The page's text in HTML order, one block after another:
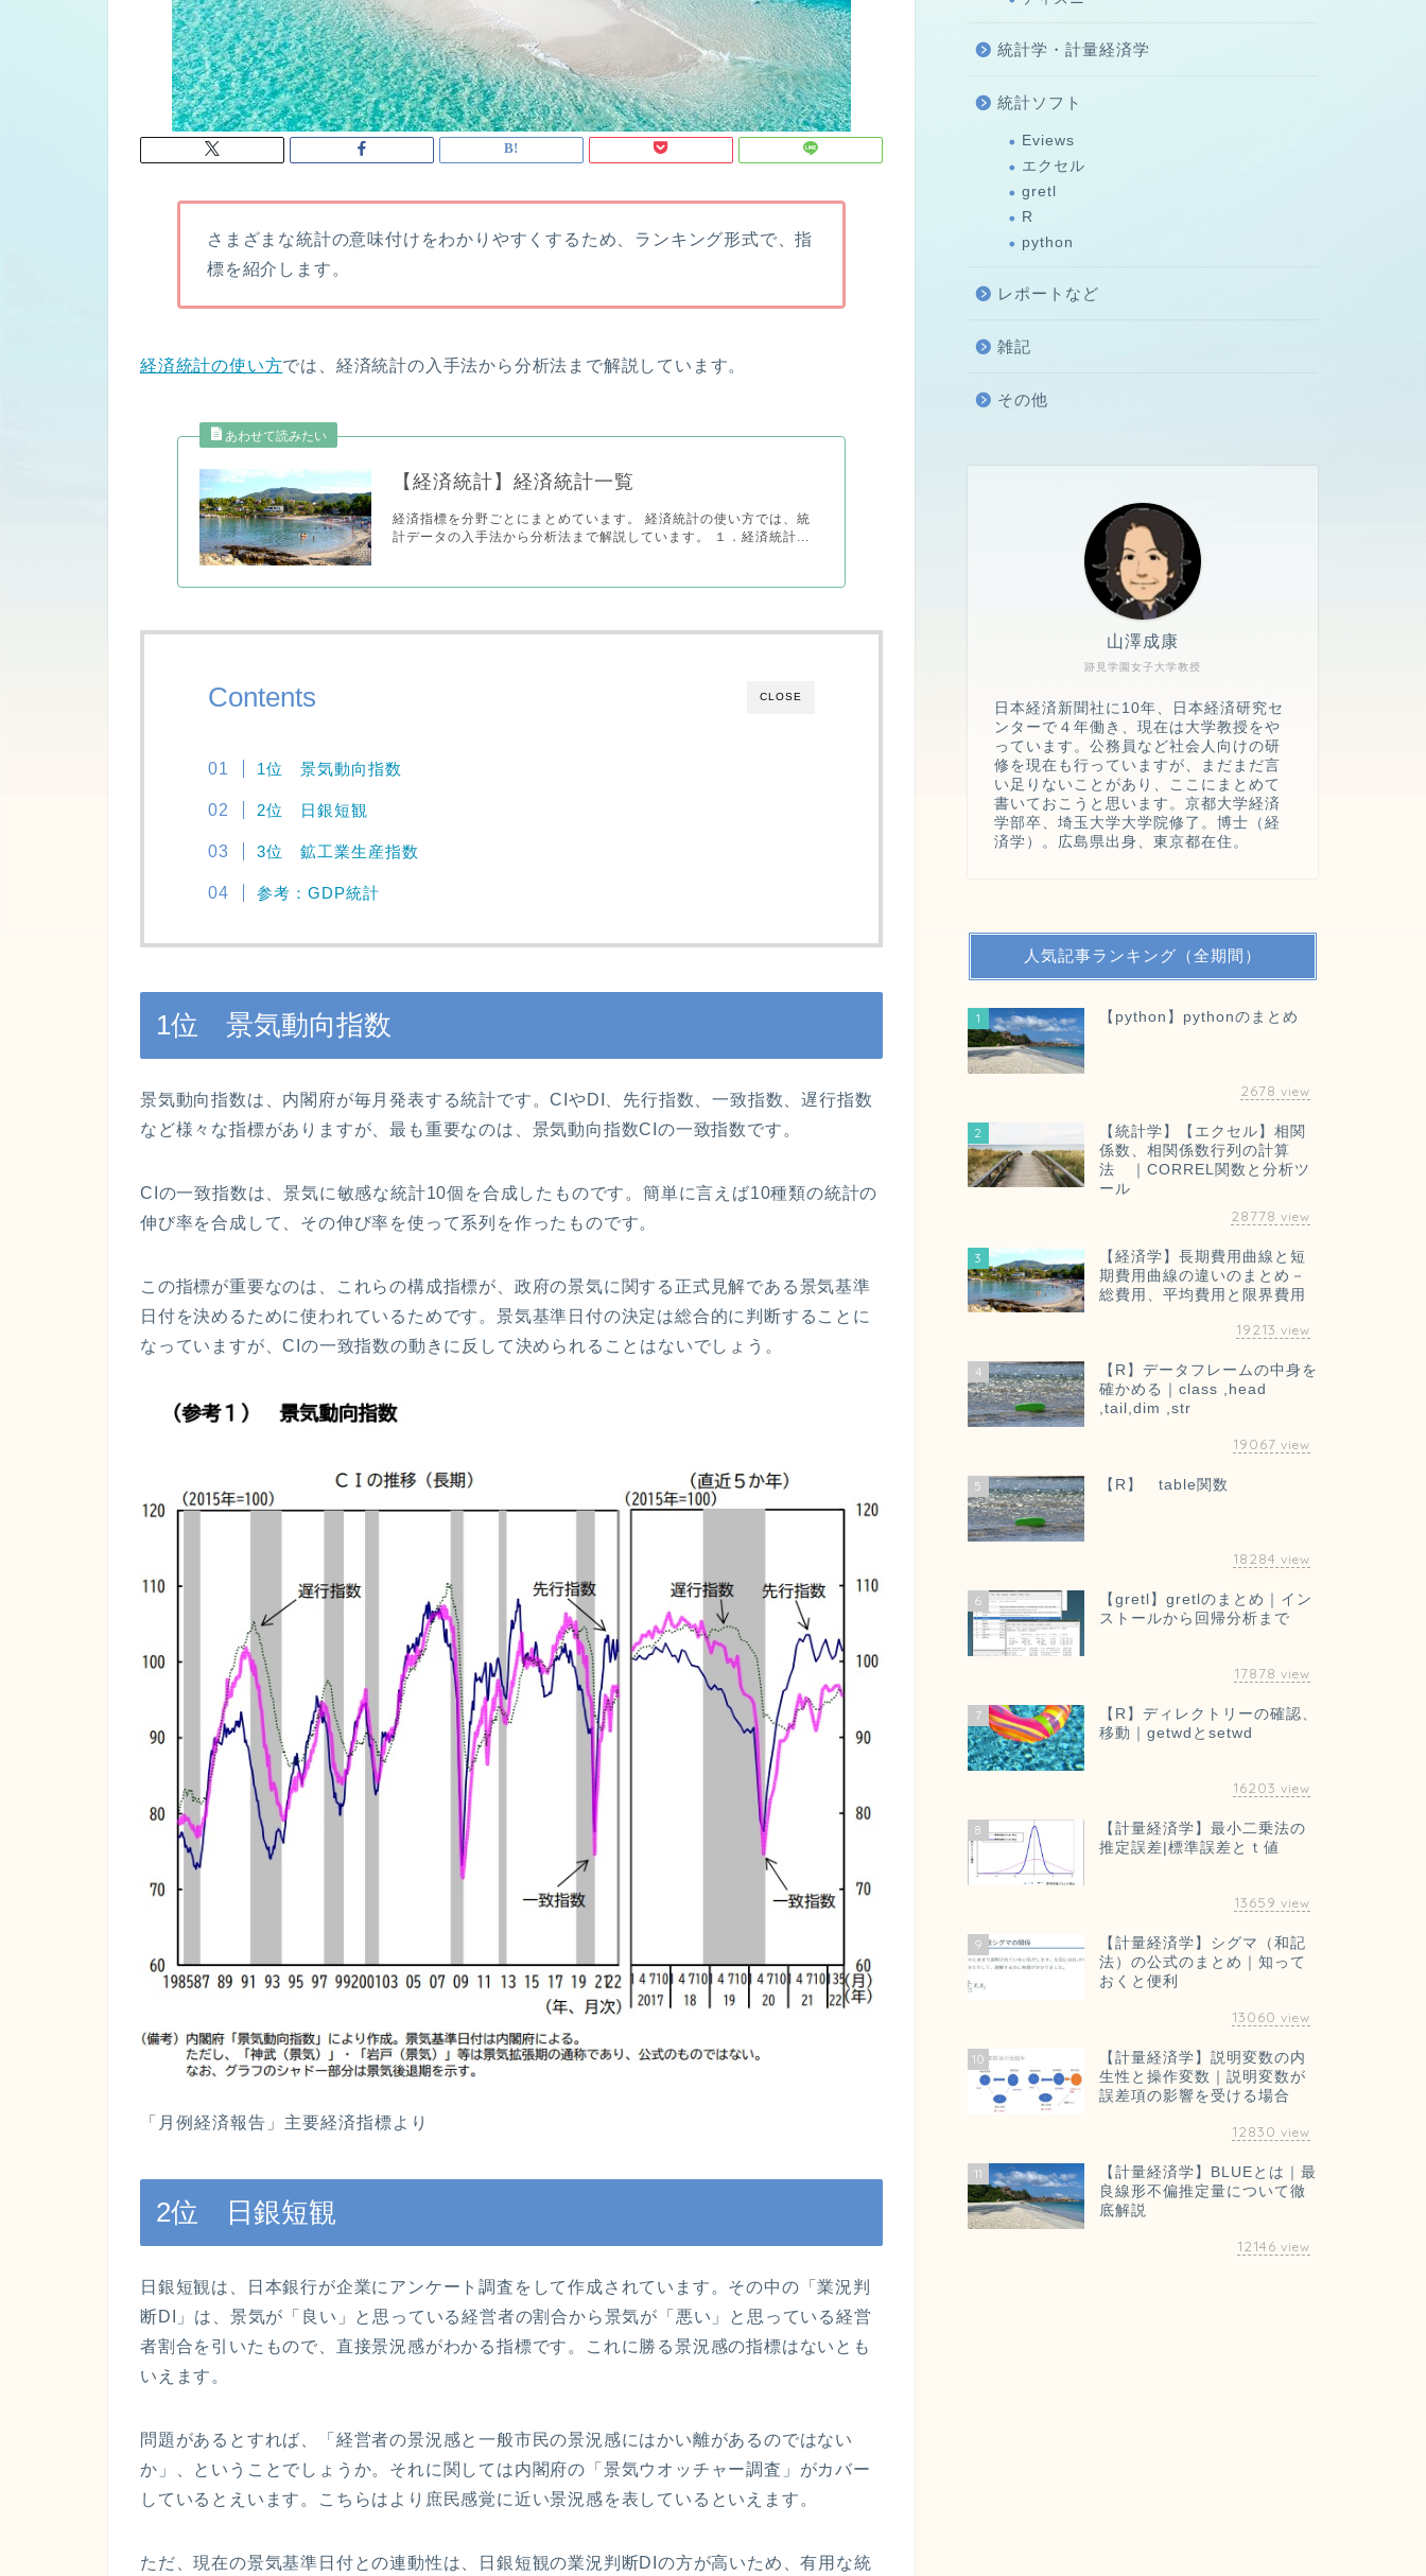
さまざまな統計の意味付けをわかりやすくするため、ランキング形式で、指
標を紹介します。
経済統計の使い方では、経済統計の入手法から分析法まで解説しています。
【経済統計】経済統計一覧
経済指標を分野ごとにまとめています。 経済統計の使い方では、統
計データの入手法から分析法まで解説しています。 １．経済統計...
CLOSE
Contents
1位 景気動向指数
2位 日銀短観
3位 鉱工業生産指数
参考：GDP統計
1位 景気動向指数
景気動向指数は、内閣府が毎月発表する統計です。CIやDI、先行指数、一致指数、遅行指数
など様々な指標がありますが、最も重要なのは、 景気動向指数CIの一致指数です。
CIの一致指数は、景気に敏感な統計10個を合成したものです。簡単に言えば10種類の統計の
伸び率を合成して、その伸び率を使って系列を作ったものです。
この指標が重要なのは、これらの構成指標が、政府の景気に関する正式見解である景気基準
日付を決めるために使われているためです。景気基準日付の決定は総合的に判断することに
なっていますが、CIの一致指数の動きに反して決められることはないでしょう。
「月例経済報告」主要経済指標より
2位 日銀短観
日銀短観は、日本銀行が企業にアンケート調査をして作成されています。その中の「業況判
断DI
」は、景気が「良い」と思っている経営者の割合から景気が「悪い」と思っている経営
者割合を引いたもので、直接景況感がわかる指標です。これに勝る景況感の指標はないとも
いえます。
問題があるとすれば、「経営者の景況感と一般市民の景況感にはかい離があるのではない
か」、ということでしょうか。それに関しては内閣府の「 景気ウオッチャー調査 」がカバー
しているとえいます。こちらはより庶民感覚に近い景況感を表しているといえます。
ただ、現在の景気基準日付との連動性は、 日銀短観の業況判断DIの方が高いため、有用な統
統計学・計量経済学
統計ソフト
Eviews
エクセル
gretl
R
python
レポートなど
雑記
その他
跡見学園女子大学教授
山澤成康
日本経済新聞社に10年、日本経済研究セ
ンターで４年働き、現在は大学教授をや
っています。公務員など社会人向けの研
修を現在も行っていますが、まだまだ言
い足りないことがあり、ここにまとめて
書いておこうと思います。京都大学経済
学部卒、埼玉大学大学院修了。博士（経
済学）。広島県出身、東京都在住。
人気記事ランキング（全期間）
1 【python】pythonのまとめ
2678 view
2
【統計学】【エクセル】相関
係数、相関係数行列の計算
法 ｜CORREL関数と分析ツ
ール
28778 view
3
【経済学】長期費用曲線と短
期費用曲線の違いのまとめ－
総費用、平均費用と限界費用
19213 view
4
【R】データフレームの中身を
確かめる｜class ,head
,tail,dim ,str
19067 view
5 【R】 table関数
18284 view
6
【gretl】gretlのまとめ｜イン
ストールから回帰分析まで
17878 view
7
【R】ディレクトリーの確認、
移動｜getwdとsetwd
16203 view
8
【計量経済学】最小二乗法の
推定誤差|標準誤差とｔ値
13659 view
9
【計量経済学】シグマ（和記
法）の公式のまとめ｜知って
おくと便利
13060 view
10
【計量経済学】説明変数の内
生性と操作変数｜説明変数が
誤差項の影響を受ける場合
12830 view
11
【計量経済学】BLUEとは｜最
良線形不偏推定量について徹
底解説
12146 view